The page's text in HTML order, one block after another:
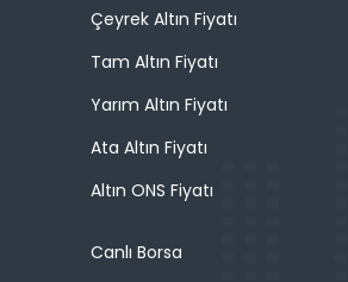
Çeyrek Altın Fiyatı
Tam Altın Fiyatı
Yarım Altın Fiyatı
Ata Altın Fiyatı
Altın ONS Fiyatı
Canlı Borsa